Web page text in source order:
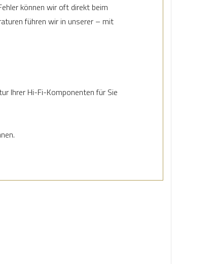
können wir oft direkt beim
führen wir in unserer – mit
Ihrer Hi-Fi-Komponenten für Sie